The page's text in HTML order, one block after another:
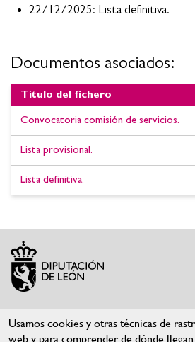
Usamos cookies y otras técnicas de
web y para comprender de dónde
22/12/2025: Lista definitiva.
Documentos asociados:
Documentos
Título del fichero
Convocatoria comisión de servicios.
Lista provisional.
Lista definitiva.